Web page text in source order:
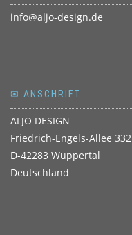
info@aljo-design.de
✉ ANSCHRIFT
ALJO DESIGN
Friedrich-Engels-Allee 332
D-42283 Wuppertal
Deutschland